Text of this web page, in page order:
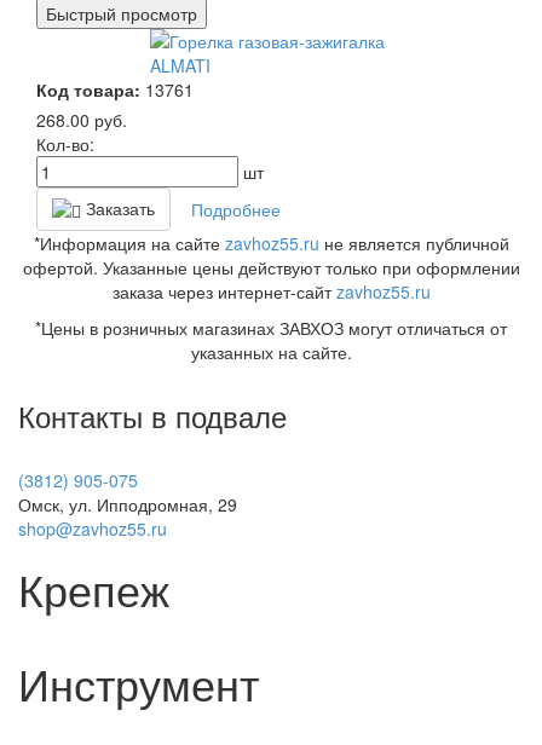
Быстрый просмотр
Код товара: 13761
268.00 руб.
Кол-во:
шт
Заказать
Подробнее
*Информация на сайте zavhoz55.ru не является публичной
офертой. Указанные цены действуют только при оформлении
заказа через интернет-сайтzavhoz55.ru
*Цены в розничных магазинах ЗАВХОЗ могут отличаться от
указанных на сайте.
Контакты в подвале
(3812) 905-075
Омск, ул. Ипподромная, 29
shop@zavhoz55.ru
Крепеж
Инструмент